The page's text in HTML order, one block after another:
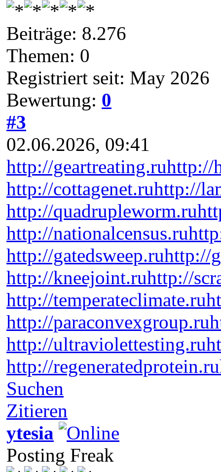
Beiträge: 8.276
Themen: 0
Registriert seit: May 2026
Bewertung: 0
#3
02.06.2026, 09:41
http://geartreating.ruhttp://
http://cottagenet.ruhttp://
http://quadrupleworm.ru
http://nationalcensus.ru
http://gatedsweep.ruhttp://
http://kneejoint.ruhttp://
http://temperateclimate.ru
http://paraconvexgroup.ru
http://ultraviolettesting.ru
http://regeneratedprotein.ru
Suchen
Zitieren
ytesia
Posting Freak